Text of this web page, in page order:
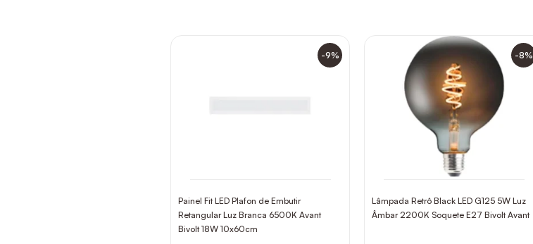
-9%
Painel Fit LED Plafon de Embutir
Retangular Luz Branca 6500K Avant
Bivolt 18W 10x60cm
-8%
Lâmpada Retrô Black LED G125 5W Luz
Âmbar 2200K Soquete E27 Bivolt Avant